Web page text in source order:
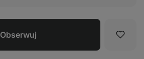
Obserwuj